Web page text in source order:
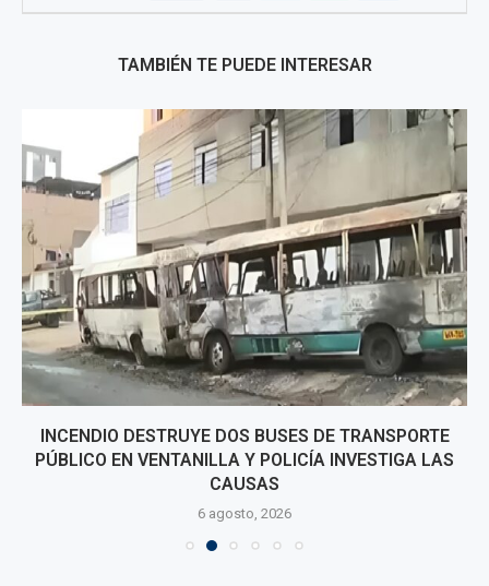
TAMBIÉN TE PUEDE INTERESAR
INCENDIO DESTRUYE DOS BUSES DE TRANSPORTE
PÚBLICO EN VENTANILLA Y POLICÍA INVESTIGA LAS
CAUSAS
6 agosto, 2026